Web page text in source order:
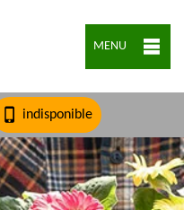
MENU
indisponible